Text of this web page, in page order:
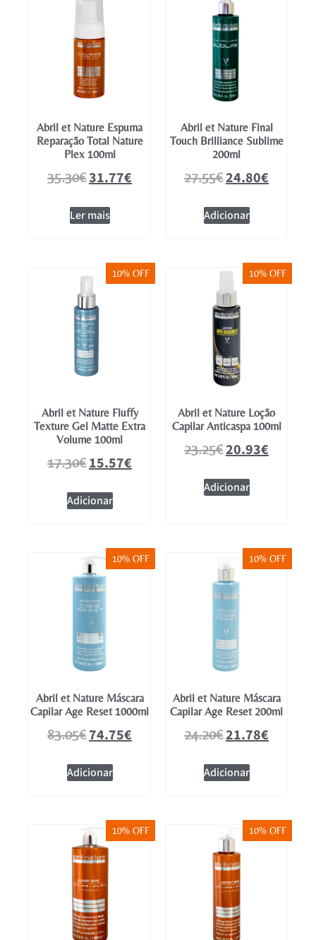
Abril et Nature Espuma
Reparação Total Nature
Plex 100ml
35.30€31.77€
Ler mais
Abril et Nature Final
Touch Brilliance Sublime
200ml
27.55€24.80€
Adicionar
10% OFF
Abril et Nature Fluffy
Texture Gel Matte Extra
Volume 100ml
17.30€15.57€
Adicionar
10% OFF
Abril et Nature Loção
Capilar Anticaspa 100ml
23.25€20.93€
Adicionar
10% OFF
Abril et Nature Máscara
Capilar Age Reset 1000ml
83.05€74.75€
Adicionar
10% OFF
Abril et Nature Máscara
Capilar Age Reset 200ml
24.20€21.78€
Adicionar
10% OFF 10% OFF